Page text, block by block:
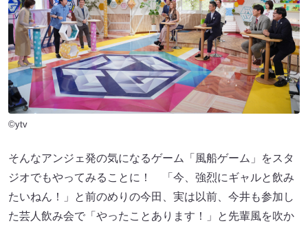
©ytv
そんなアンジェ発の気になるゲーム「風船ゲーム」をスタ
ジオでもやってみることに！ 「今、強烈にギャルと飲み
たいねん！」と前のめりの今田、実は以前、今井も参加し
た芸人飲み会で「やったことあります！」と先輩風を吹か